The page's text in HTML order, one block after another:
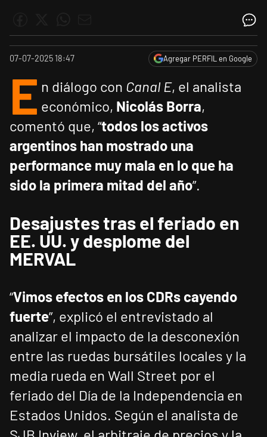
07-07-2025 18:47 Agregar PERFIL en Google
E n diálogo con Canal E, el analista
económico, Nicolás Borra,
comentó que, “todos los activos
argentinos han mostrado una
performance muy mala en lo que ha
sido la primera mitad del año”.
Desajustes tras el feriado en
EE. UU. y desplome del
MERVAL
“Vimos efectos en los CDRs cayendo
fuerte”, explicó el entrevistado al
analizar el impacto de la desconexión
entre las ruedas bursátiles locales y la
media rueda en Wall Street por el
feriado del Día de la Independencia en
Estados Unidos. Según el analista de